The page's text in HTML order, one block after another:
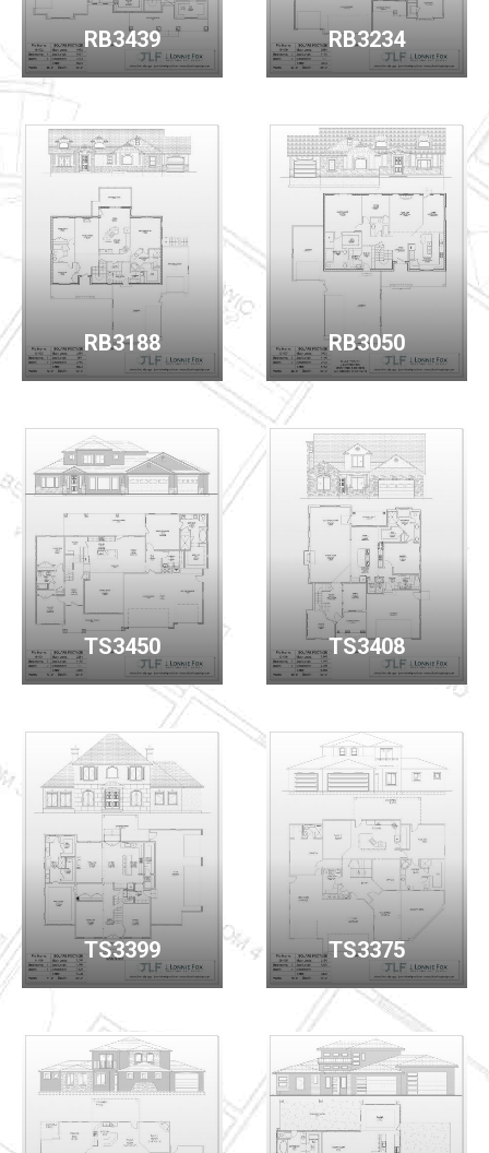
RB3439 RB3234
RB3188 RB3050
TS3450 TS3408
TS3399 TS3375